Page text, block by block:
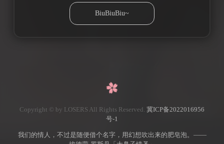
Copyright © by LOSERS All Rights Reserved. 冀ICP备2022016956
号-1
我们的情人，不过是随便借个名字，用幻想吹出来的肥皂泡。——